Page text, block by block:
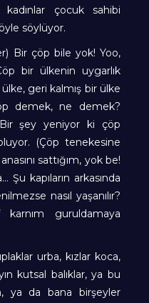
kadınlar çocuk sahibi
söylüyor.
Bir çöp bile yok! Yoo,
bir ülkenin uygarlık
geri kalmış bir ülke
demek, ne demek?
şey yeniyor ki çöp
(Çöp tenekesine
sattığım, yok be!
Şu kapıların arkasında
nasıl yaşanılır?
guruldamaya
urba, kızlar koca,
kutsal balıklar, ya bu
ya da bana birşeyler